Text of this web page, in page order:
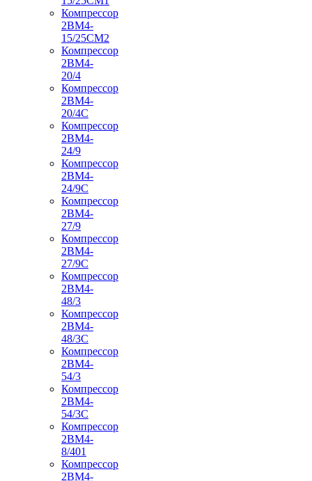
Компрессор
2ВМ4-
15/25СМ2
Компрессор
2ВМ4-
20/4
Компрессор
2ВМ4-
20/4С
Компрессор
2ВМ4-
24/9
Компрессор
2ВМ4-
24/9С
Компрессор
2ВМ4-
27/9
Компрессор
2ВМ4-
27/9С
Компрессор
2ВМ4-
48/3
Компрессор
2ВМ4-
48/3С
Компрессор
2ВМ4-
54/3
Компрессор
2ВМ4-
54/3С
Компрессор
2ВМ4-
8/401
Компрессор
2ВМ4-